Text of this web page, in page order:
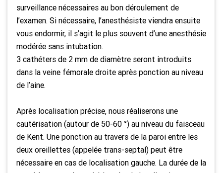
surveillance nécessaires au bon déroulement de
l’examen. Si nécessaire, l’anesthésiste viendra ensuite
vous endormir, il s’agit le plus souvent d’une anesthésie
modérée sans intubation.
3 cathéters de 2 mm de diamètre seront introduits
dans la veine fémorale droite après ponction au niveau
de l’aine.
Après localisation précise, nous réaliserons une
cautérisation (autour de 50-60 °) au niveau du faisceau
de Kent. Une ponction au travers de la paroi entre les
deux oreillettes (appelée trans-septal) peut être
nécessaire en cas de localisation gauche. La durée de la